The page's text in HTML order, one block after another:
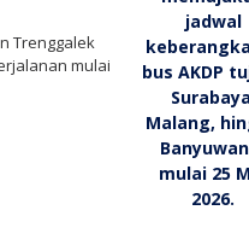
Trenggalek
mulai